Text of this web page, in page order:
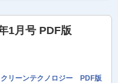
1月号 PDF版
クリーンテクノロジー PDF版